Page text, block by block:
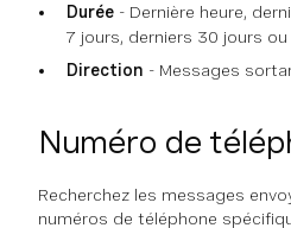
Durée - Dernière heure,
7 jours, derniers 30 jours
Direction - Messages
Numéro de
Recherchez les messages
numéros de téléphone